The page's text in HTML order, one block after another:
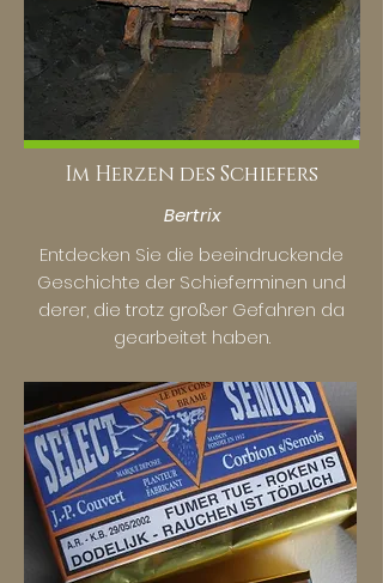
Im Herzen des Schiefers
Bertrix
Entdecken Sie die beeindruckende
Geschichte der Schieferminen und
derer, die trotz großer Gefahren da
gearbeitet haben.